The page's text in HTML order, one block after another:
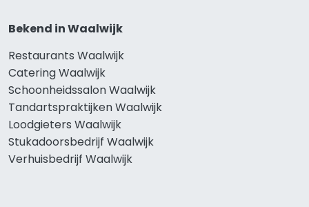
Bekend in Waalwijk
Restaurants Waalwijk
Catering Waalwijk
Schoonheidssalon Waalwijk
Tandartspraktijken Waalwijk
Loodgieters Waalwijk
Stukadoorsbedrijf Waalwijk
Verhuisbedrijf Waalwijk